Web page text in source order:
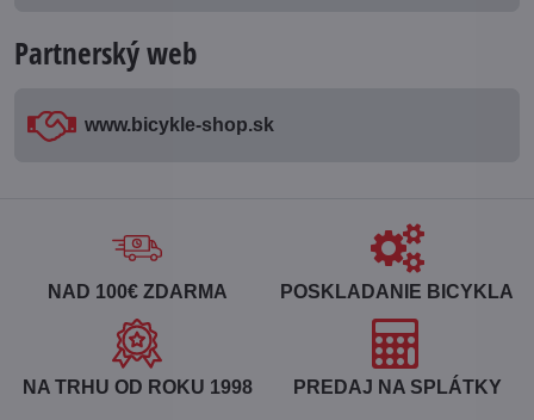
Partnerský web
www​.bicykle-shop​.sk
NAD 100€ ZDARMA POSKLADANIE BICYKLA
NA TRHU OD ROKU 1998 PREDAJ NA SPLÁTKY